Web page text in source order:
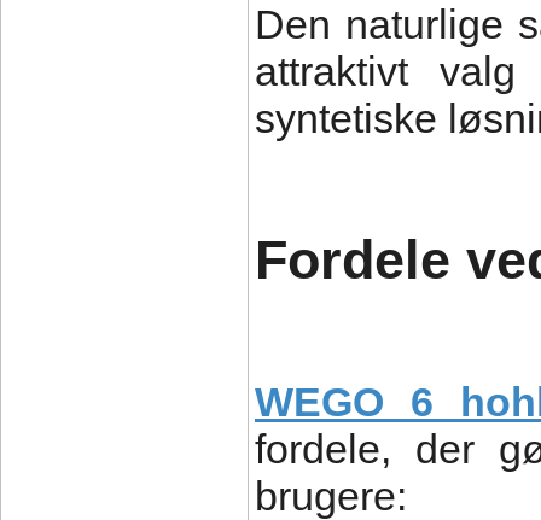
Den naturlige
attraktivt
syntetiske
Fordele
WEGO 6
fordele, der
brugere: